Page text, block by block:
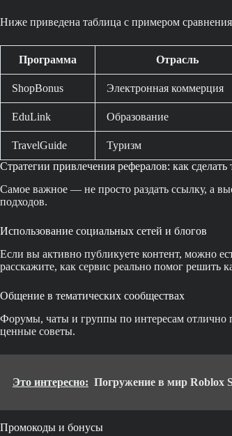
Ниже приведена таблица с примером
Программа Отрасль
ShopBonus Электронная коммерция
EduLink Образование
TravelGuide Туризм
Стратегии привлечения рефералов: как
Самое важное — не просто раздать ссылку, а
подходов.
Использование социальных сетей и блогов
Если вы активно публикуете контент, можно
расскажите, как сервис реально помог решить
Общение в тематических сообществах
Форумы, чаты и группы по интересам отлично
ценные советы.
Это интересно: Погружение в мир Roblox
Промокоды и бонусы